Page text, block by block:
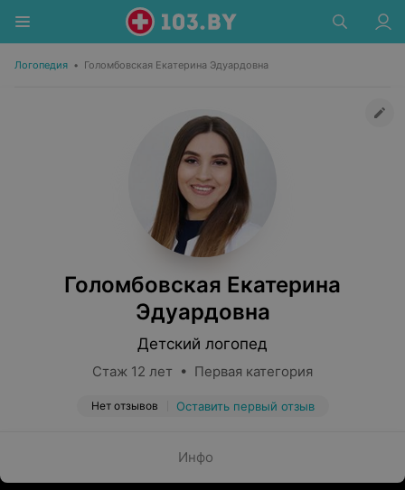
Логопедия • Голомбовская Екатерина Эдуардовна
Голомбовская Екатерина
Эдуардовна
Детский логопед
Стаж 12 лет • Первая категория
Нет отзывов Оставить первый отзыв
Инфо